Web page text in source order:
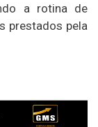
a rotina de
prestados pela